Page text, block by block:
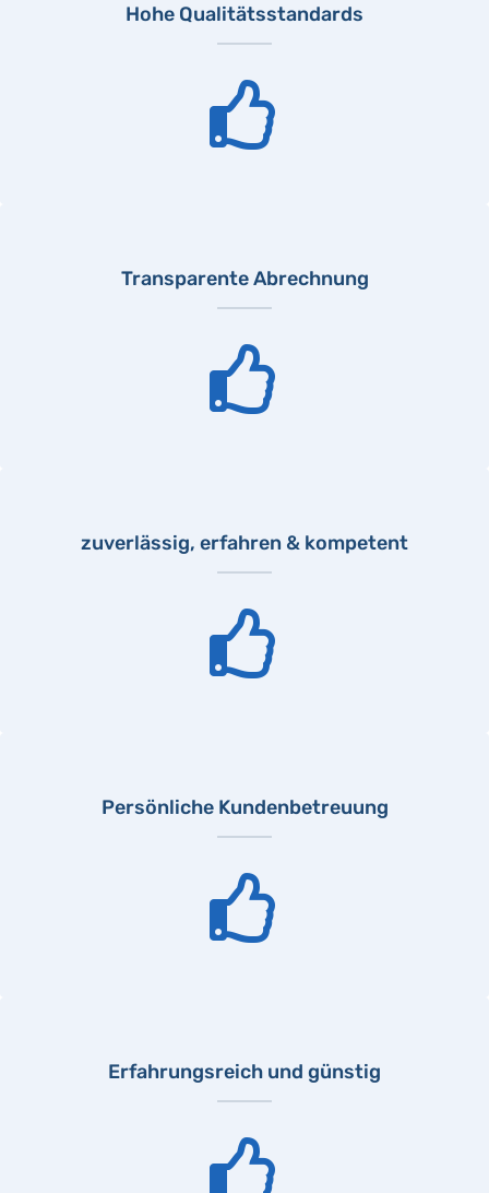
Hohe Qualitätsstandards
Transparente Abrechnung
zuverlässig, erfahren & kompetent
Persönliche Kundenbetreuung
Erfahrungsreich und günstig